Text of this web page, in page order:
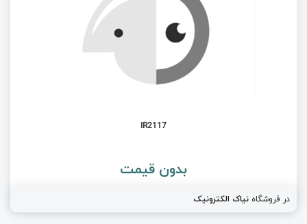
IR2117
بدون قیمت
در فروشگاه نیاک الکترونیک